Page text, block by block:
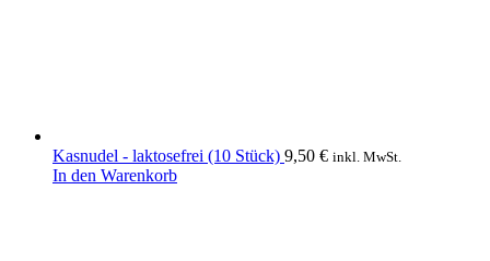
Kasnudel - laktosefrei (10 Stück) 9,50 € inkl. MwSt.
In den Warenkorb